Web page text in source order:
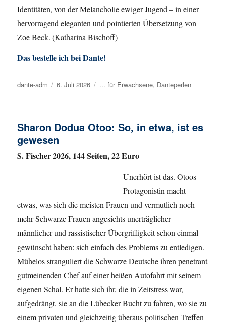
Identitäten, von der Melancholie ewiger Jugend – in einer
hervorragend eleganten und pointierten Übersetzung von
Zoe Beck. (Katharina Bischoff)
Das bestelle ich bei Dante!
Autor
dante-adm
Veröffentlicht
6. Juli 2026 Kategorien
... für Erwachsene, Danteperlen
Sharon Dodua Otoo: So, in etwa, ist es
gewesen
S. Fischer 2026, 144 Seiten, 22 Euro
Unerhört ist das. Otoos
Protagonistin macht
etwas, was sich die meisten Frauen und vermutlich noch
mehr Schwarze Frauen angesichts unerträglicher
männlicher und rassistischer Übergriffigkeit schon einmal
gewünscht haben: sich einfach des Problems zu entledigen.
Mühelos stranguliert die Schwarze Deutsche ihren penetrant
gutmeinenden Chef auf einer heißen Autofahrt mit seinem
eigenen Schal. Er hatte sich ihr, die in Zeitstress war,
aufgedrängt, sie an die Lübecker Bucht zu fahren, wo sie zu
einem privaten und gleichzeitig überaus politischen Treffen